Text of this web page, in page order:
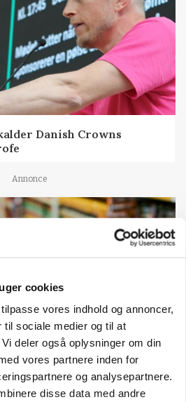
cookies
vores indhold og annoncer,
til sociale medier og til at
deler også oplysninger om din
vores partnere inden for
og analysepartnere.
disse data med andre
Danish Crowns
Annonce
stemmer ikke med